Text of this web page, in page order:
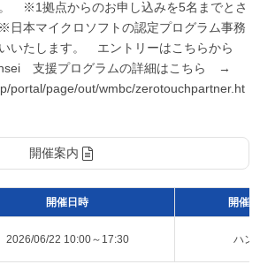
※1拠点からのお申し込みを5名までとさ
本マイクロソフトの認定プログラム事務
いたします。 エントリーはこちらから
支援プログラムの詳細はこちら →
portal/page/out/wmbc/zerotouchpartner.ht
開催案内
開催日時 開催
2026/06/22 10:00～17:30 ハン